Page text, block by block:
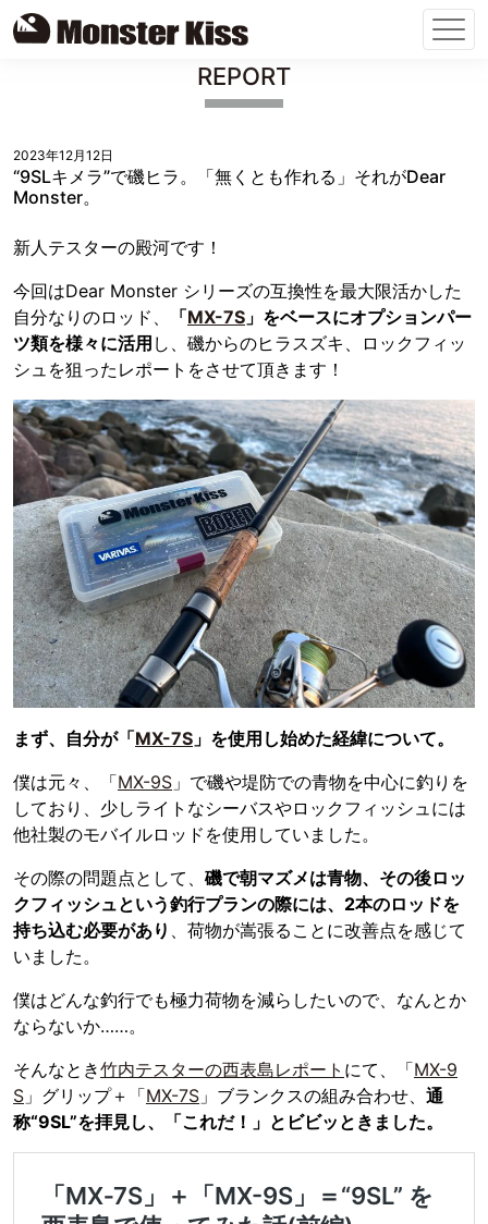
REPORT
2023年12月12日
“9SLキメラ”で磯ヒラ。「無くとも作れる」それがDear
Monster。
新人テスターの殿河です！
今回はDear Monster シリーズの互換性を最大限活かした
自分なりのロッド、
「MX-7S 」をベースにオプションパー
ツ類を様々に活用 し、磯からのヒラスズキ、ロックフィッ
シュを狙ったレポートをさせて頂きます！
まず、自分が「MX-7S 」を使用し始めた経緯について。
僕は元々、「MX-9S 」で磯や堤防での青物を中心に釣りを
しており、少しライトなシーバスやロックフィッシュには
他社製のモバイルロッドを使用していました。
その際の問題点として、 磯で朝マズメは青物、その後ロッ
クフィッシュという釣行プランの際には、2本のロッドを
持ち込む必要があり 、荷物が嵩張ることに改善点を感じて
いました。
僕はどんな釣行でも極力荷物を減らしたいので、なんとか
ならないか……。
そんなとき竹内テスターの西表島レポート にて、「MX-9
S 」グリップ＋「MX-7S 」ブランクスの組み合わせ、 通
称“9SL”を拝見し、「これだ！」とビビッときました。